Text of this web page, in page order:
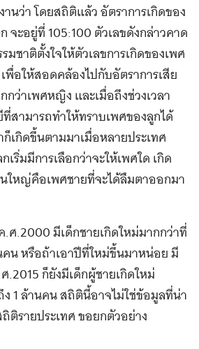
นว่า โดยสถิติแล้ว อัตราการเกิดของ
จะอยู่ที่ 105:100 ตัวเลขดังกล่าวคาด
มชาติตั้งใจให้ตัวเลขการเกิดของเพศ
พื่อให้สอดคล้องไปกับอัตราการเสีย
ว่าเพศหญิง และเมื่อถึงช่วงเวลา
สามารถทำให้ทราบเพศของลูกได้
เกิดขึ้นตามมาเมื่อหลายประเทศ
ริ่มมีการเลือกว่าจะให้เพศใด เกิด
ใหญ่คือเพศชายที่จะได้ลืมตาออกมา
.ศ.2000 มีเด็กชายเกิดใหม่มากกว่าที่
คน หรือถ้าเอาปีที่ใหม่ขึ้นมาหน่อย มี
.2015 ก็ยังมีเด็กผู้ชายเกิดใหม่
1 ล้านคน สถิตินี้อาจไม่ใช่ข้อมูลที่น่า
รายประเทศ ขอยกตัวอย่าง